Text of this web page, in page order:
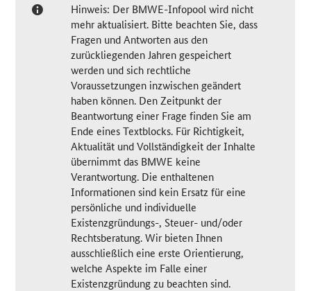
Hinweis: Der BMWE-Infopool wird nicht
mehr aktualisiert. Bitte beachten Sie, dass
Fragen und Antworten aus den
zurückliegenden Jahren gespeichert
werden und sich rechtliche
Voraussetzungen inzwischen geändert
haben können. Den Zeitpunkt der
Beantwortung einer Frage finden Sie am
Ende eines Textblocks. Für Richtigkeit,
Aktualität und Vollständigkeit der Inhalte
übernimmt das BMWE keine
Verantwortung. Die enthaltenen
Informationen sind kein Ersatz für eine
persönliche und individuelle
Existenzgründungs-, Steuer- und/oder
Rechtsberatung. Wir bieten Ihnen
ausschließlich eine erste Orientierung,
welche Aspekte im Falle einer
Existenzgründung zu beachten sind.